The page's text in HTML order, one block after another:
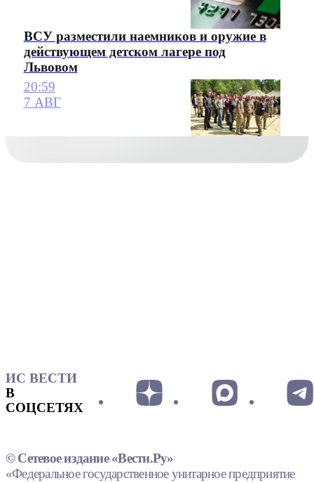
ВСУ разместили наемников и оружие в
действующем детском лагере под
Львовом
20:59
7 АВГ
ИС ВЕСТИ
В
СОЦСЕТЯХ
© Сетевое издание «Вести.Ру»
«Федеральное государственное унитарное предприятие